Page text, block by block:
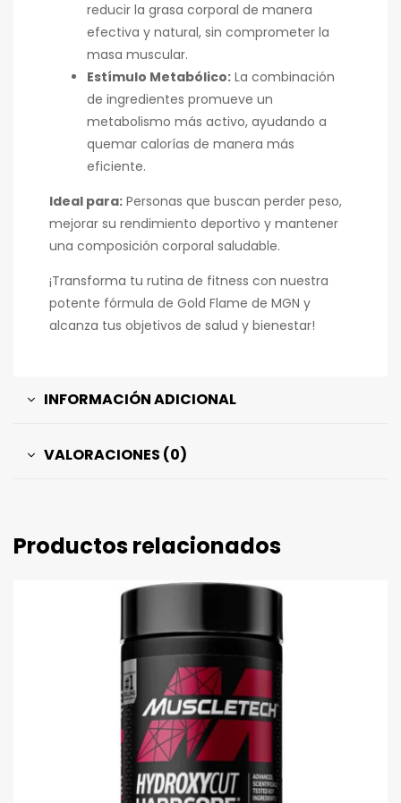
reducir la grasa corporal de manera
efectiva y natural, sin comprometer la
masa muscular.
Estímulo Metabólico: La combinación
de ingredientes promueve un
metabolismo más activo, ayudando a
quemar calorías de manera más
eficiente.
Ideal para: Personas que buscan perder peso,
mejorar su rendimiento deportivo y mantener
una composición corporal saludable.
¡Transforma tu rutina de fitness con nuestra
potente fórmula de Gold Flame de MGN y
alcanza tus objetivos de salud y bienestar!
INFORMACIÓN ADICIONAL
VALORACIONES (0)
Productos relacionados